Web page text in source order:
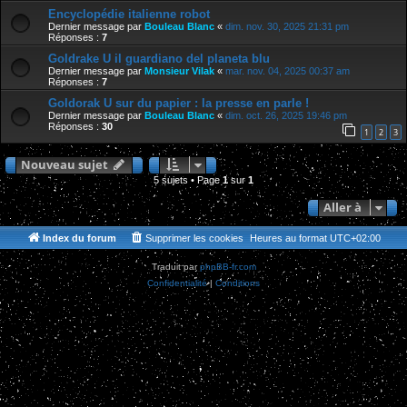
Encyclopédie italienne robot
Dernier message par Bouleau Blanc « dim. nov. 30, 2025 21:31 pm
Réponses : 7
Goldrake U il guardiano del planeta blu
Dernier message par Monsieur Vilak « mar. nov. 04, 2025 00:37 am
Réponses : 7
Goldorak U sur du papier : la presse en parle !
Dernier message par Bouleau Blanc « dim. oct. 26, 2025 19:46 pm
Réponses : 30 1 2 3
Nouveau sujet
5 sujets • Page1sur 1
Aller à
Index du forum Heures au format UTC+02:00
Supprimer les cookies
Traduit parphpBB-fr.com
Confidentialité| Conditions